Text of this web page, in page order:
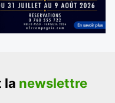
la newslettre